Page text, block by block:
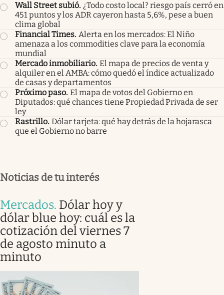
Wall Street subió. ¿Todo costo local? riesgo país cerró en
451 puntos y los ADR cayeron hasta 5,6%, pese a buen
clima global
Financial Times. Alerta en los mercados: El Niño
amenaza a los commodities clave para la economía
mundial
Mercado inmobiliario. El mapa de precios de venta y
alquiler en el AMBA: cómo quedó el índice actualizado
de casas y departamentos
Próximo paso. El mapa de votos del Gobierno en
Diputados: qué chances tiene Propiedad Privada de ser
ley
Rastrillo. Dólar tarjeta: qué hay detrás de la hojarasca
que el Gobierno no barre
Noticias de tu interés
Mercados. Dólar hoy y
dólar blue hoy: cuál es la
cotización del viernes 7
de agosto minuto a
minuto